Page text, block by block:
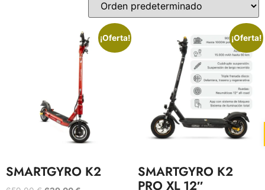
¡Oferta!
SMARTGYRO K2
¡Oferta!
SMARTGYRO K2
PRO XL 12″